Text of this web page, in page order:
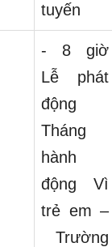
tuyến
- 8 giờ
Lễ phát
động
Tháng
hành
động Vì
trẻ em –
Trường